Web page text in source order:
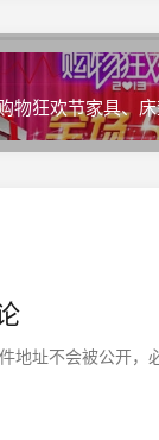
物狂欢节家具、
地址不会被公开，